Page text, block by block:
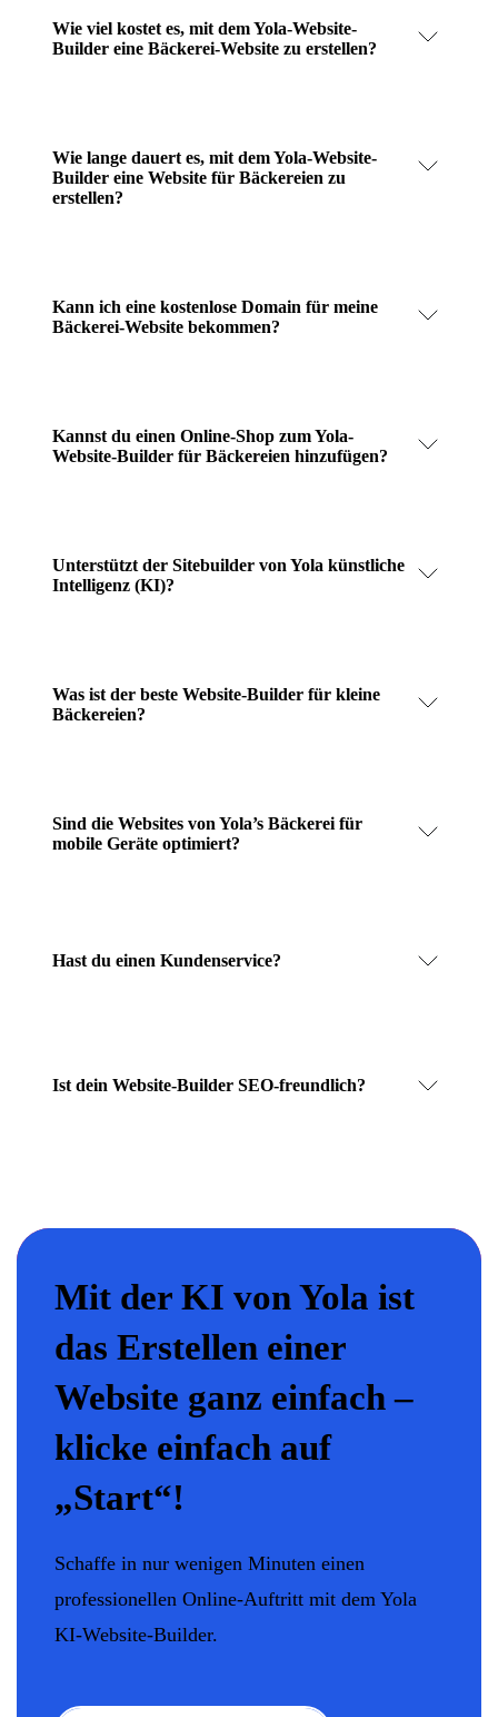
Wie viel kostet es, mit dem Yola-Website-
Builder eine Bäckerei-Website zu erstellen?
Wie lange dauert es, mit dem Yola-Website-
Builder eine Website für Bäckereien zu
erstellen?
Kann ich eine kostenlose Domain für meine
Bäckerei-Website bekommen?
Kannst du einen Online-Shop zum Yola-
Website-Builder für Bäckereien hinzufügen?
Unterstützt der Sitebuilder von Yola künstliche
Intelligenz (KI)?
Was ist der beste Website-Builder für kleine
Bäckereien?
Sind die Websites von Yola’s Bäckerei für
mobile Geräte optimiert?
Hast du einen Kundenservice?
Ist dein Website-Builder SEO-freundlich?
Mit der KI von Yola ist
das Erstellen einer
Website ganz einfach –
klicke einfach auf
„Start“!
Schaffe in nur wenigen Minuten einen
professionellen Online-Auftritt mit dem Yola
KI-Website-Builder.